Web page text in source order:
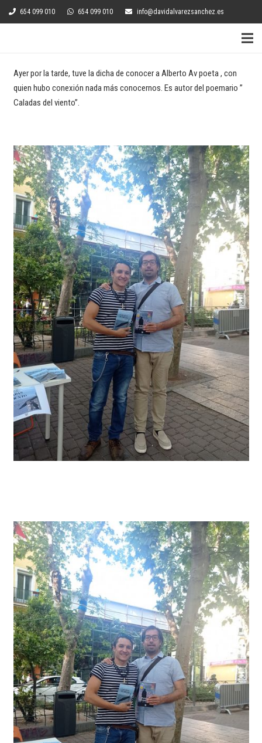
654 099 010 654 099 010 info@davidalvarezsanchez.es
Ayer por la tarde, tuve la dicha de conocer a Alberto Av poeta , con
quien hubo conexión nada más conocernos. Es autor del poemario ”
Caladas del viento”.